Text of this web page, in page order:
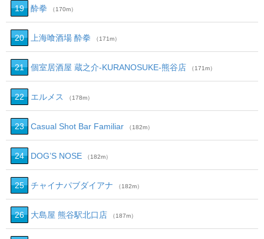
19 酔拳 （170m）
20 上海喰酒場 酔拳 （171m）
21 個室居酒屋 蔵之介‐KURANOSUKE‐熊谷店 （171m）
22 エルメス （178m）
23 Casual Shot Bar Familiar （182m）
24 DOG’S NOSE （182m）
25 チャイナパブダイアナ （182m）
26 大島屋 熊谷駅北口店 （187m）